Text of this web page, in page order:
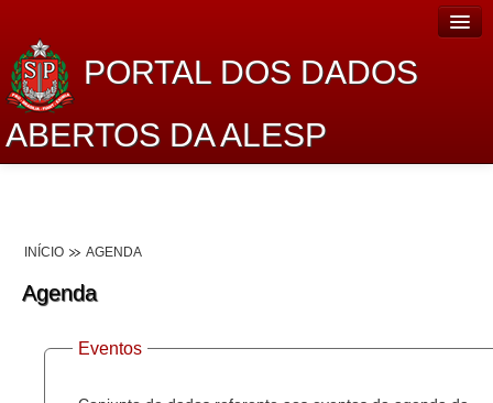
PORTAL DOS DADOS
ABERTOS DA ALESP
Lei de Acesso à Informação
Dados Governamentais Abertos
Planejamento
INÍCIO AGENDA
Agenda
Eventos